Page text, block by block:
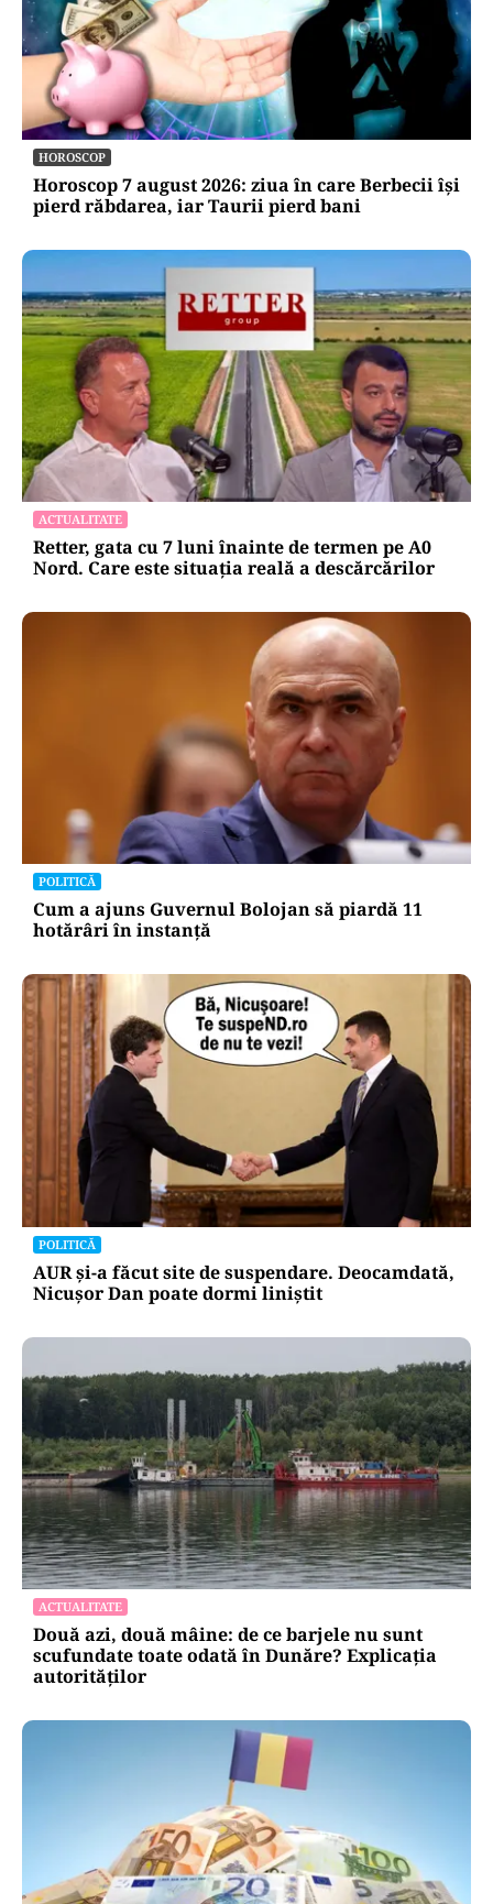
HOROSCOP
Horoscop 7 august 2026: ziua în care Berbecii își
pierd răbdarea, iar Taurii pierd bani
ACTUALITATE
Retter, gata cu 7 luni înainte de termen pe A0
Nord. Care este situația reală a descărcărilor
POLITICĂ
Cum a ajuns Guvernul Bolojan să piardă 11
hotărâri în instanță
POLITICĂ
AUR și-a făcut site de suspendare. Deocamdată,
Nicușor Dan poate dormi liniștit
ACTUALITATE
Două azi, două mâine: de ce barjele nu sunt
scufundate toate odată în Dunăre? Explicația
autorităților